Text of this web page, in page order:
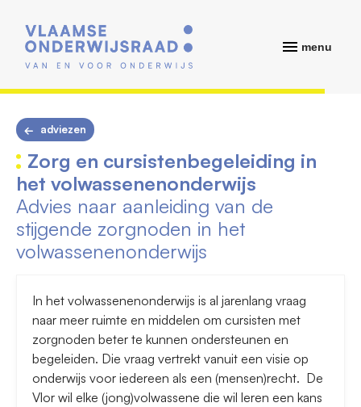
menu
adviezen
Zorg en cursistenbegeleiding in
het volwassenenonderwijs
Advies naar aanleiding van de
stijgende zorgnoden in het
volwassenenonderwijs
In het volwassenenonderwijs is al jarenlang vraag
naar meer ruimte en middelen om cursisten met
zorgnoden beter te kunnen ondersteunen en
begeleiden. Die vraag vertrekt vanuit een visie op
onderwijs voor iedereen als een (mensen)recht. De
Vlor wil elke (jong)volwassene die wil leren een kans